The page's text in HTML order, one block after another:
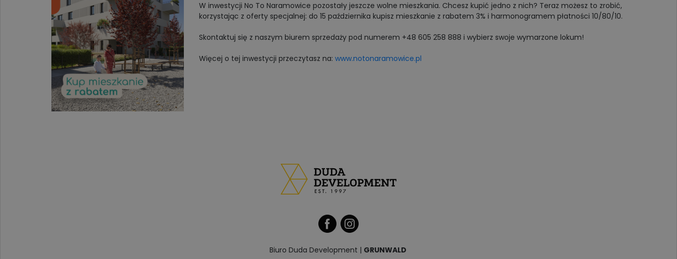
W inwestycji No To Naramowice pozostały jeszcze wolne mieszkania. Chcesz kupić jedno z nich? Teraz możesz to zrobić,
korzystając z oferty specjalnej: do 15 października kupisz mieszkanie z rabatem 3% i harmonogramem płatności 10/80/10.
Skontaktuj się z naszym biurem sprzedaży pod numerem +48 605 258 888 i wybierz swoje wymarzone lokum!
Więcej o tej inwestycji przeczytasz na: www.notonaramowice.pl
Biuro Duda Development | GRUNWALD